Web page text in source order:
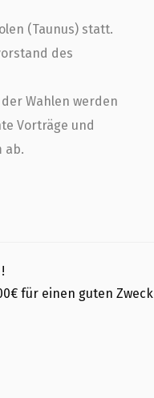
(Taunus) statt.
des
Wahlen werden
Vorträge und
ab.
für einen guten Zweck